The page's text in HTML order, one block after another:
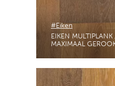
#Eiken
EIKEN
MAXIMAAL